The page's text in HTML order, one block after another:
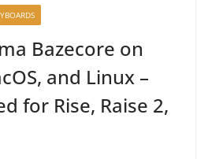
Bazecore on
and Linux –
for Rise, Raise 2,